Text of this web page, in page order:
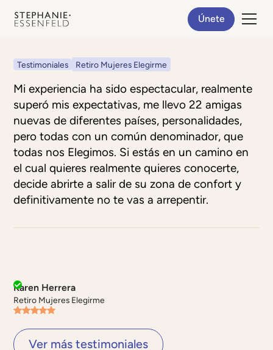
Únete
Testimoniales Retiro Mujeres Elegirme
Mi experiencia ha sido espectacular, realmente
superó mis expectativas, me llevo 22 amigas
nuevas de diferentes países, personalidades,
pero todas con un común denominador, que
todas nos Elegimos. Si estás en un camino en
el cual quieres realmente quieres conocerte,
decide abrirte a salir de su zona de confort y
definitivamente no te vas a arrepentir.
Karen Herrera
Retiro Mujeres Elegirme
Ver más testimoniales